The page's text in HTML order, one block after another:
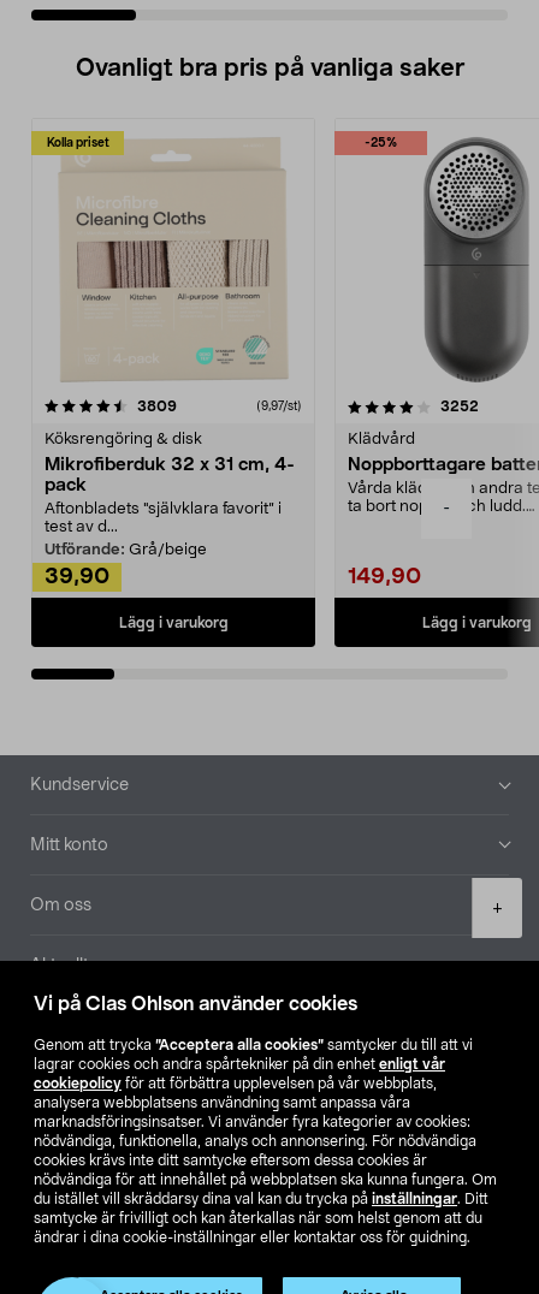
Vi på Clas Ohlson använder cookies
Genom att trycka ”Acceptera alla cookies” samtycker du till att vi
lagrar cookies och andra spårtekniker på din enhet enligt vår
cookiepolicy för att förbättra upplevelsen på vår webbplats,
analysera webbplatsens användning samt anpassa våra
marknadsföringsinsatser. Vi använder fyra kategorier av cookies:
nödvändiga, funktionella, analys och annonsering. För nödvändiga
cookies krävs inte ditt samtycke eftersom dessa cookies är
nödvändiga för att innehållet på webbplatsen ska kunna fungera. Om
du istället vill skräddarsy dina val kan du trycka på inställningar. Ditt
samtycke är frivilligt och kan återkallas när som helst genom att du
ändrar i dina cookie-inställningar eller kontaktar oss för guidning.
-
+
Ovanligt bra pris på vanliga saker
Kolla priset
3809recensioner (9,97/st)
Köksrengöring & disk
Mikrofiberduk 32 x 31 cm, 4-
pack
Aftonbladets "självklara favorit” i
test av d...
Utförande: Grå/beige
39,90
Lägg i varukorg
-25%
4.0av 5 stjärnor 3252
Klädvård
Noppborttagare
Vårda kläder och andra
ta bort noppor och ludd.
149,90
Lägg i varukorg
4.5av 5 stjärnor
Sidfot
Kundservice
Mitt konto
Om oss
Aktuellt
Hitta butik
SE NO FI